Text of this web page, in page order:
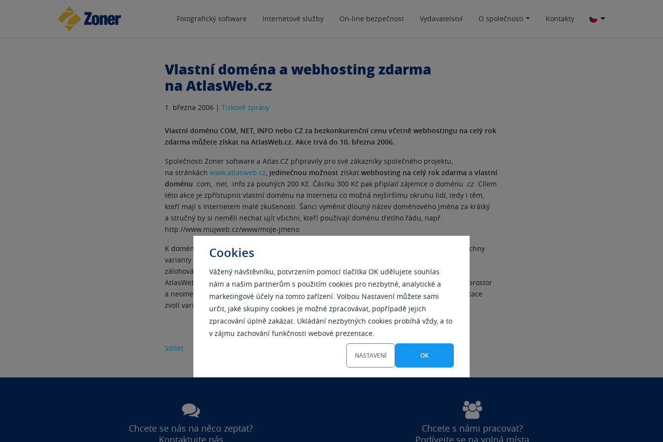
Cookies
Vážený návštěvníku, potvrzením pomocí tlačítka OK udělujete souhlas
nám a našim partnerům s použitím cookies pro nezbytné, analytické a
marketingové účely na tomto zařízení. Volbou Nastavení můžete sami
určit, jaké skupiny cookies je možné zpracovávat, popřípadě jejich
zpracování úplně zakázat. Ukládání nezbytných cookies probíhá vždy, a to
v zájmu zachování funkčnosti webové prezentace.
NASTAVENÍ OK
Fotografický software Internetové služby On-line bezpečnost Vydavatelství O společnosti Kontakty
Vlastní doména a webhosting zdarma
na AtlasWeb.cz
1. března 2006 | Tiskové zprávy
Vlastní doménu COM, NET, INFO nebo CZ za bezkonkurenční cenu včetně webhostingu na celý rok
zdarma můžete získat na AtlasWeb.cz. Akce trvá do 10. března 2006.
Společnosti Zoner software a Atlas.CZ připravily pro své zákazníky společného projektu,
na stránkách www.atlasweb.cz, jedinečnou možnost získat webhosting na celý rok zdarma a vlastní
doménu .com, .net, .info za pouhých 200 Kč. Částku 300 Kč pak připlatí zájemce o doménu .cz. Cílem
této akce je zpřístupnit vlastní doménu na Internetu co možná nejširšímu okruhu lidí, tedy i těm,
kteří mají s Internetem malé zkušenosti. Šanci vyměnit dlouhý název doménového jména za krátký
a stručný by si neměli nechat ujít všichni, kteří používají doménu třetího řádu, např.
http://www.mujweb.cz/www/moje-jmeno
K doméně AtlasWeb nabízí
. Všechny
varianty obsahují podporu PHP skriptů, přístup přes FTP, statistiku návštěvnosti, pravidelné
zálohování dat a e-mailové schránky včetně antiviru a antispamu. Plné využití webhostingu
AtlasWeb umožňuje varianta Standard. Ta kromě PHP nabízí i databázi MySQL, velký datový prostor
a neomezený počet e-mailových schránek. Méně náročný uživatel si pro jednoduché prezentace
zvolí variantu MINI. To vše na jeden rok ZDARMA.
Sdílet
Chcete se nás na něco zeptat?
Kontaktujte nás
Chcete s námi pracovat?
Podívejte se na volná místa